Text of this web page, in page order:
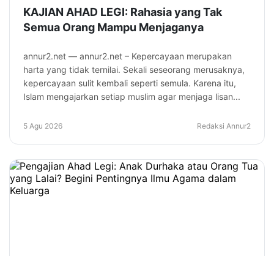
KAJIAN AHAD LEGI: Rahasia yang Tak
Semua Orang Mampu Menjaganya
annur2.net — annur2.net – Kepercayaan merupakan
harta yang tidak ternilai. Sekali seseorang merusaknya,
kepercayaan sulit kembali seperti semula. Karena itu,
Islam mengajarkan setiap muslim agar menjaga lisan...
5 Agu 2026 Redaksi Annur2